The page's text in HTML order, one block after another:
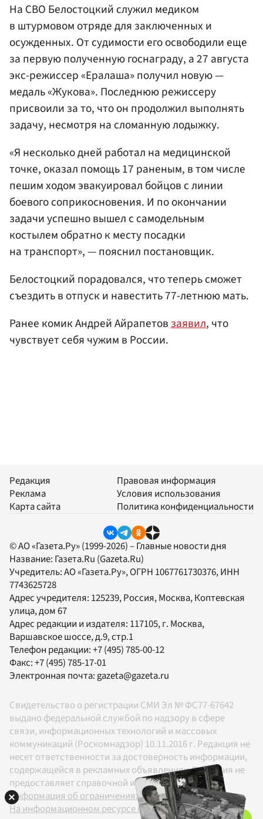
На СВО Белостоцкий служил медиком
в штурмовом отряде для заключенных и
осужденных. От судимости его освободили еще
за первую полученную госнаграду, а 27 августа
экс-режиссер «Ералаша» получил новую —
медаль «Жукова». Последнюю режиссеру
присвоили за то, что он продолжил выполнять
задачу, несмотря на сломанную лодыжку.
«Я несколько дней работал на медицинской
точке, оказал помощь 17 раненым, в том числе
пешим ходом эвакуировал бойцов с линии
боевого соприкосновения. И по окончании
задачи успешно вышел с самодельным
костылем обратно к месту посадки
на транспорт», — пояснил постановщик.
Белостоцкий порадовался, что теперь сможет
съездить в отпуск и навестить 77-летнюю мать.
Ранее комик Андрей Айрапетовзаявил, что
чувствует себя чужим в России.
Редакция
Реклама
Карта сайта
Правовая информация
Условия использования
Политика конфиденциальности
© АО «Газета.Ру» (1999-2026) – Главные новости дня
Название: Газета.Ru (Gazeta.Ru)
Учредитель:АО «Газета.Ру», ОГРН 1067761730376, ИНН
7743625728
Адрес учредителя: 125239, Россия, Москва, Коптевская
улица, дом 67
Адрес редакции и издателя: 117105, г. Москва,
Варшавское шоссе, д.9, стр.1
Телефон редакции:+7 (495) 785-00-12
Факс:+7 (495) 785-17-01
Электронная почта: gazeta@gazeta.ru
Свидетельство о регистрации СМИ Эл № ФС77-67642
выдано федеральной службой по надзору в сфере
связи, информационных технологий и массовых
коммуникаций (Роскомнадзор) 10.11.2016 г. Редакция не
несет ответственности за достоверность информации,
содержащейся в рекламных объявлениях. Редакция не
предоставляет справочной информации.
Информация об ограничениях
На информационном ресурсе применяются